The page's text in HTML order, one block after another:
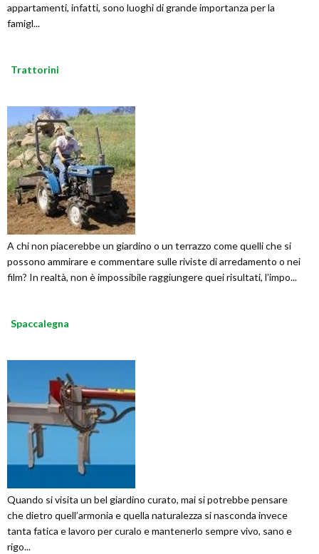
appartamenti, infatti, sono luoghi di grande importanza per la
famigl...
Trattorini
A chi non piacerebbe un giardino o un terrazzo come quelli che si
possono ammirare e commentare sulle riviste di arredamento o nei
film? In realtà, non è impossibile raggiungere quei risultati, l’impo...
Spaccalegna
Quando si visita un bel giardino curato, mai si potrebbe pensare
che dietro quell’armonia e quella naturalezza si nasconda invece
tanta fatica e lavoro per curalo e mantenerlo sempre vivo, sano e
rigo...